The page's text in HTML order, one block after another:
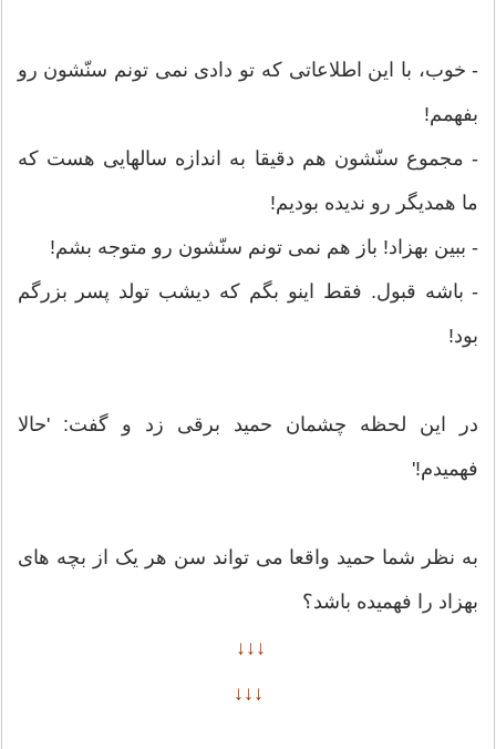
- خوب، با این اطلاعاتی که تو دادی نمی تونم سنّشون رو
بفهمم!
- مجموع سنّشون هم دقیقا به اندازه سالهایی هست که
ما همدیگر رو ندیده بودیم!
- ببین بهزاد! باز هم نمی تونم سنّشون رو متوجه بشم!
- باشه قبول. فقط اینو بگم که دیشب تولد پسر بزرگم
بود!
در این لحظه چشمان حمید برقی زد و گفت: 'حالا
فهمیدم!'
به نظر شما حمید واقعا می تواند سن هر یک از بچه های
بهزاد را فهمیده باشد؟
↓↓↓
↓↓↓